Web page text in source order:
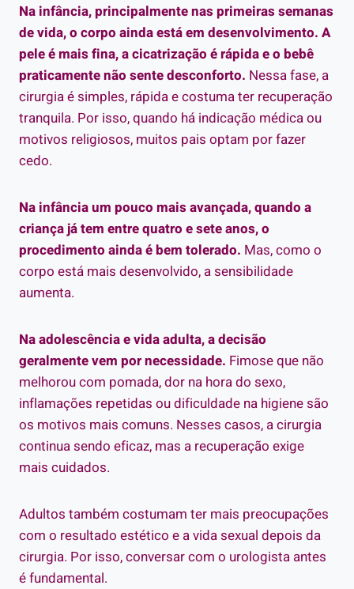
Na infância, principalmente nas primeiras semanas
de vida, o corpo ainda está em desenvolvimento. A
pele é mais fina, a cicatrização é rápida e o bebê
praticamente não sente desconforto. Nessa fase, a
cirurgia é simples, rápida e costuma ter recuperação
tranquila. Por isso, quando há indicação médica ou
motivos religiosos, muitos pais optam por fazer
cedo.
Na infância um pouco mais avançada, quando a
criança já tem entre quatro e sete anos, o
procedimento ainda é bem tolerado. Mas, como o
corpo está mais desenvolvido, a sensibilidade
aumenta.
Na adolescência e vida adulta, a decisão
geralmente vem por necessidade. Fimose que não
melhorou com pomada, dor na hora do sexo,
inflamações repetidas ou dificuldade na higiene são
os motivos mais comuns. Nesses casos, a cirurgia
continua sendo eficaz, mas a recuperação exige
mais cuidados.
Adultos também costumam ter mais preocupações
com o resultado estético e a vida sexual depois da
cirurgia. Por isso, conversar com o urologista antes
é fundamental.